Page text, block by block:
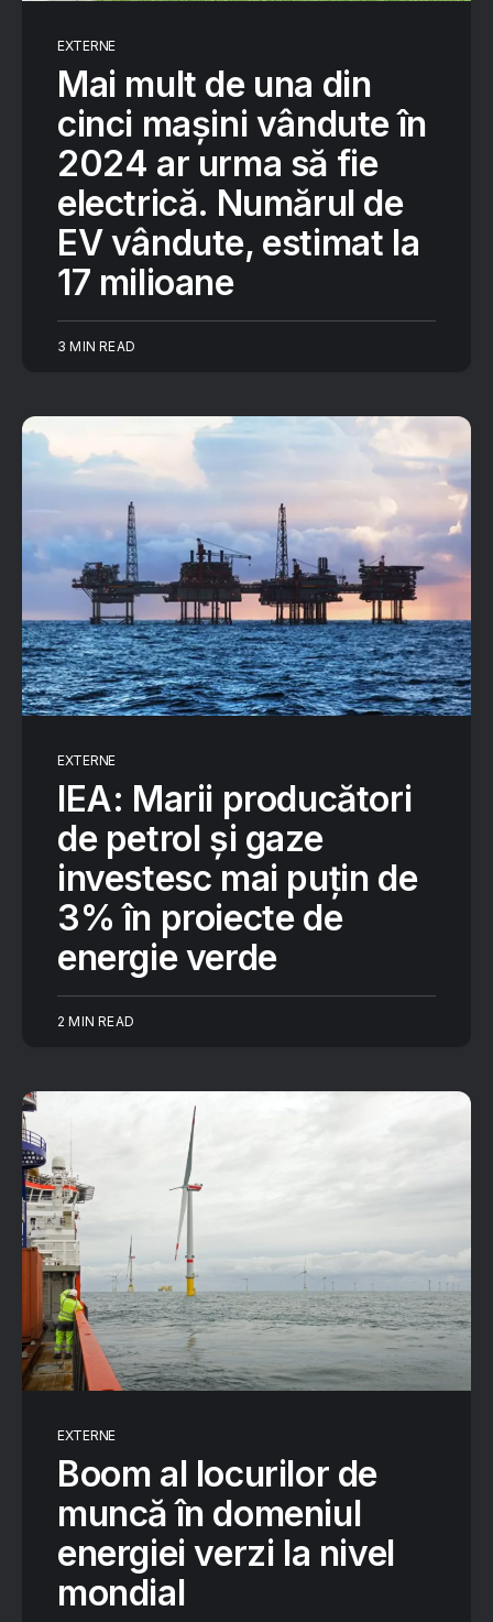
EXTERNE
Mai mult de una din
cinci mașini vândute în
2024 ar urma să fie
electrică. Numărul de
EV vândute, estimat la
17 milioane
3 MIN READ
EXTERNE
IEA: Marii producători
de petrol și gaze
investesc mai puțin de
3% în proiecte de
energie verde
2 MIN READ
EXTERNE
Boom al locurilor de
muncă în domeniul
energiei verzi la nivel
mondial